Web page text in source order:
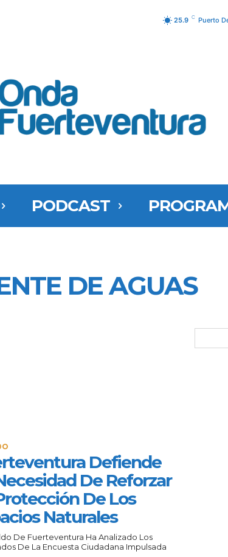
25.9 C Puerto
PODCAST
DE AGUAS
Defiende
De Reforzar
De Los
Naturales
De Fuerteventura Ha Analizado Los
De La Encuesta Ciudadana Impulsada